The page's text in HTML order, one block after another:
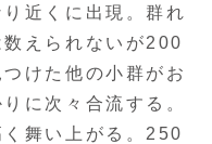
近くに出現。群れ
えられないが200
けた他の小群がお
に次々合流する。
舞い上がる。250